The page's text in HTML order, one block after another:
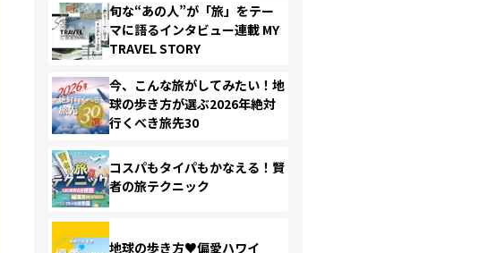
旬な“あの人”が「旅」をテー
マに語るインタビュー連載 MY
TRAVEL STORY
今、こんな旅がしてみたい！地
球の歩き方が選ぶ2026年絶対
行くべき旅先30
コスパもタイパもかなえる！賢
者の旅テクニック
地球の歩き方♥偏愛ハワイ